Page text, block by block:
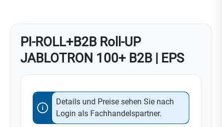
PI-ROLL+B2B Roll-UP
JABLOTRON 100+ B2B | EPS
Details und Preise sehen Sie nach
Login als Fachhandelspartner.